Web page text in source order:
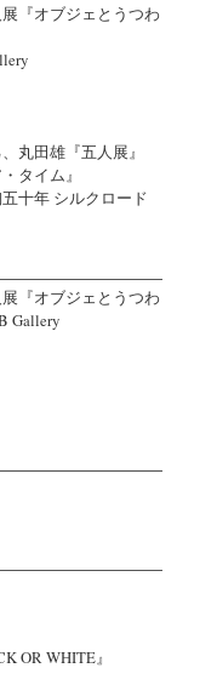
『オブジェとうつわ
丸田雄『五人展』
タイム』
十年 シルクロード
『オブジェとうつわ
Gallery
OR WHITE』